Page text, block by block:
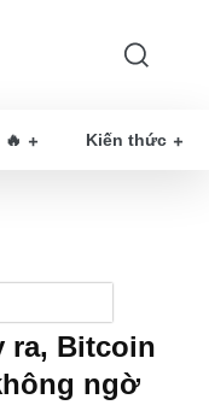
Kiến thức
ra, Bitcoin
ngờ